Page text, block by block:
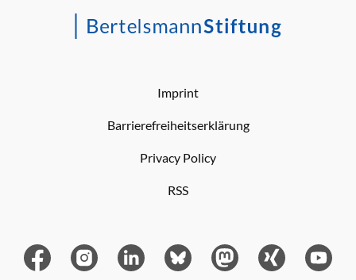
Imprint
Barrierefreiheitserklärung
Privacy Policy
RSS